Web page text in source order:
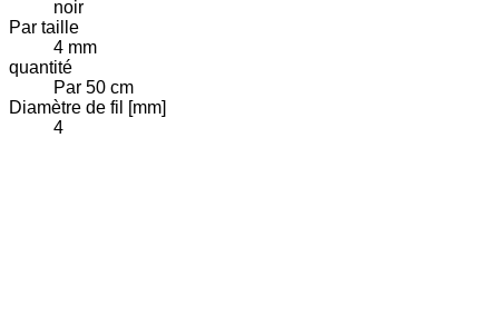
noir
Par taille
4 mm
quantité
Par 50 cm
Diamètre de fil [mm]
4